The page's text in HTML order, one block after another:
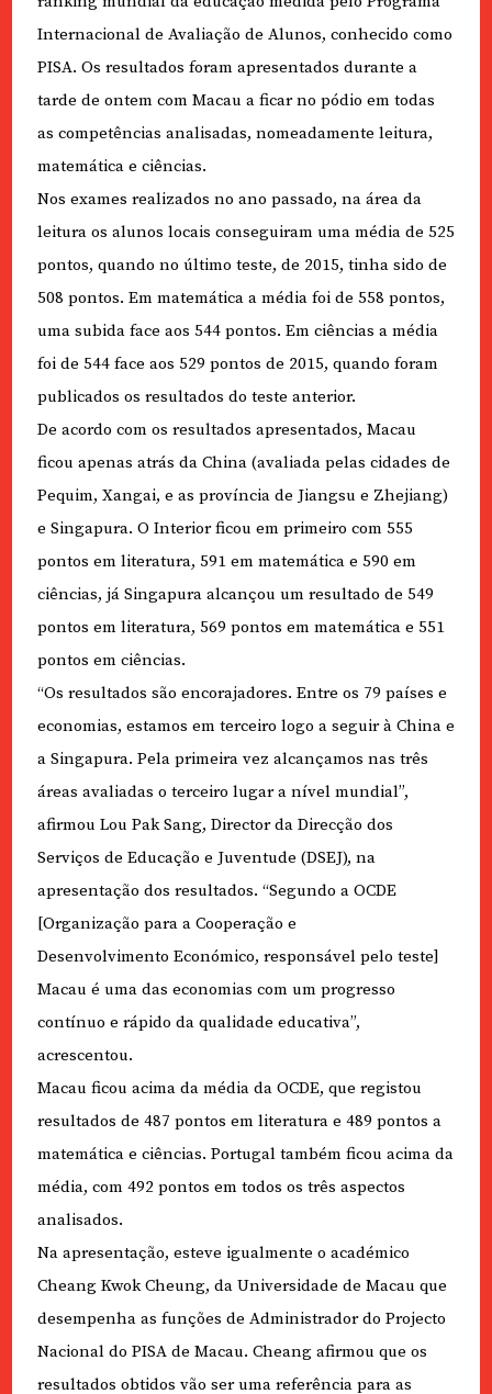
Internacional de Avaliação de Alunos, conhecido como
PISA. Os resultados foram apresentados durante a
tarde de ontem com Macau a ficar no pódio em todas
as competências analisadas, nomeadamente leitura,
matemática e ciências.
Nos exames realizados no ano passado, na área da
leitura os alunos locais conseguiram uma média de 525
pontos, quando no último teste, de 2015, tinha sido de
508 pontos. Em matemática a média foi de 558 pontos,
uma subida face aos 544 pontos. Em ciências a média
foi de 544 face aos 529 pontos de 2015, quando foram
publicados os resultados do teste anterior.
De acordo com os resultados apresentados, Macau
ficou apenas atrás da China (avaliada pelas cidades de
Pequim, Xangai, e as província de Jiangsu e Zhejiang)
e Singapura. O Interior ficou em primeiro com 555
pontos em literatura, 591 em matemática e 590 em
ciências, já Singapura alcançou um resultado de 549
pontos em literatura, 569 pontos em matemática e 551
pontos em ciências.
“Os resultados são encorajadores. Entre os 79 países e
economias, estamos em terceiro logo a seguir à China e
a Singapura. Pela primeira vez alcançamos nas três
áreas avaliadas o terceiro lugar a nível mundial”,
afirmou Lou Pak Sang, Director da Direcção dos
Serviços de Educação e Juventude (DSEJ), na
apresentação dos resultados. “Segundo a OCDE
[Organização para a Cooperação e
Desenvolvimento Económico, responsável pelo teste]
Macau é uma das economias com um progresso
contínuo e rápido da qualidade educativa”,
acrescentou.
Macau ficou acima da média da OCDE, que registou
resultados de 487 pontos em literatura e 489 pontos a
matemática e ciências. Portugal também ficou acima da
média, com 492 pontos em todos os três aspectos
analisados.
Na apresentação, esteve igualmente o académico
Cheang Kwok Cheung, da Universidade de Macau que
desempenha as funções de Administrador do Projecto
Nacional do PISA de Macau. Cheang afirmou que os
resultados obtidos vão ser uma referência para as